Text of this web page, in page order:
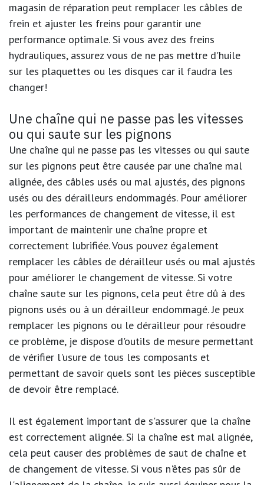
magasin de réparation peut remplacer les câbles de
frein et ajuster les freins pour garantir une
performance optimale. Si vous avez des freins
hydrauliques, assurez vous de ne pas mettre d'huile
sur les plaquettes ou les disques car il faudra les
changer!
Une chaîne qui ne passe pas les vitesses
ou qui saute sur les pignons
Une chaîne qui ne passe pas les vitesses ou qui saute
sur les pignons peut être causée par une chaîne mal
alignée, des câbles usés ou mal ajustés, des pignons
usés ou des dérailleurs endommagés. Pour améliorer
les performances de changement de vitesse, il est
important de maintenir une chaîne propre et
correctement lubrifiée. Vous pouvez également
remplacer les câbles de dérailleur usés ou mal ajustés
pour améliorer le changement de vitesse. Si votre
chaîne saute sur les pignons, cela peut être dû à des
pignons usés ou à un dérailleur endommagé. Je peux
remplacer les pignons ou le dérailleur pour résoudre
ce problème, je dispose d'outils de mesure permettant
de vérifier l'usure de tous les composants et
permettant de savoir quels sont les pièces susceptible
de devoir être remplacé.
Il est également important de s'assurer que la chaîne
est correctement alignée. Si la chaîne est mal alignée,
cela peut causer des problèmes de saut de chaîne et
de changement de vitesse. Si vous n'êtes pas sûr de